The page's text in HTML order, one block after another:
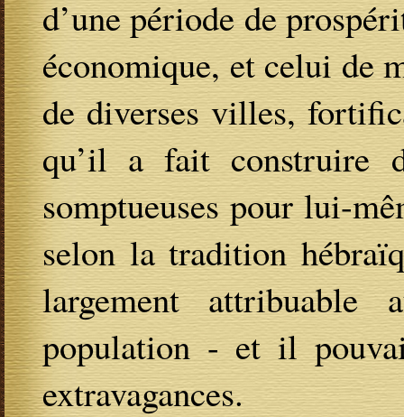
d’une période de
économique, et celui de
de diverses villes,
qu’il a fait construire
somptueuses pour lui-
selon la tradition
largement
population - et il
extravagances.